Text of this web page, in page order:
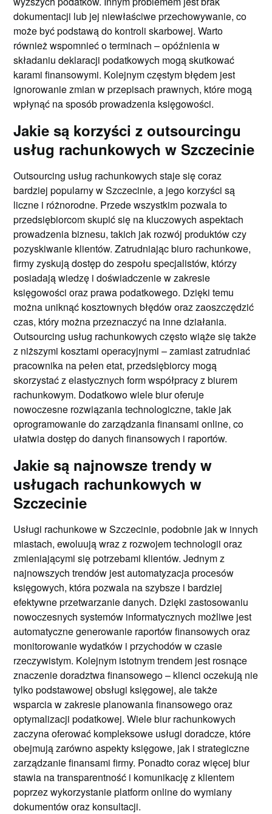
dokumentacji lub jej niewłaściwe przechowywanie, co
może być podstawą do kontroli skarbowej. Warto
również wspomnieć o terminach – opóźnienia w
składaniu deklaracji podatkowych mogą skutkować
karami finansowymi. Kolejnym częstym błędem jest
ignorowanie zmian w przepisach prawnych, które mogą
wpłynąć na sposób prowadzenia księgowości.
Jakie są korzyści z outsourcingu
usług rachunkowych w Szczecinie
Outsourcing usług rachunkowych staje się coraz
bardziej popularny w Szczecinie, a jego korzyści są
liczne i różnorodne. Przede wszystkim pozwala to
przedsiębiorcom skupić się na kluczowych aspektach
prowadzenia biznesu, takich jak rozwój produktów czy
pozyskiwanie klientów. Zatrudniając biuro rachunkowe,
firmy zyskują dostęp do zespołu specjalistów, którzy
posiadają wiedzę i doświadczenie w zakresie
księgowości oraz prawa podatkowego. Dzięki temu
można uniknąć kosztownych błędów oraz zaoszczędzić
czas, który można przeznaczyć na inne działania.
Outsourcing usług rachunkowych często wiąże się także
z niższymi kosztami operacyjnymi – zamiast zatrudniać
pracownika na pełen etat, przedsiębiorcy mogą
skorzystać z elastycznych form współpracy z biurem
rachunkowym. Dodatkowo wiele biur oferuje
nowoczesne rozwiązania technologiczne, takie jak
oprogramowanie do zarządzania finansami online, co
ułatwia dostęp do danych finansowych i raportów.
Jakie są najnowsze trendy w
usługach rachunkowych w
Szczecinie
Usługi rachunkowe w Szczecinie, podobnie jak w innych
miastach, ewoluują wraz z rozwojem technologii oraz
zmieniającymi się potrzebami klientów. Jednym z
najnowszych trendów jest automatyzacja procesów
księgowych, która pozwala na szybsze i bardziej
efektywne przetwarzanie danych. Dzięki zastosowaniu
nowoczesnych systemów informatycznych możliwe jest
automatyczne generowanie raportów finansowych oraz
monitorowanie wydatków i przychodów w czasie
rzeczywistym. Kolejnym istotnym trendem jest rosnące
znaczenie doradztwa finansowego – klienci oczekują nie
tylko podstawowej obsługi księgowej, ale także
wsparcia w zakresie planowania finansowego oraz
optymalizacji podatkowej. Wiele biur rachunkowych
zaczyna oferować kompleksowe usługi doradcze, które
obejmują zarówno aspekty księgowe, jak i strategiczne
zarządzanie finansami firmy. Ponadto coraz więcej biur
stawia na transparentność i komunikację z klientem
poprzez wykorzystanie platform online do wymiany
dokumentów oraz konsultacji.